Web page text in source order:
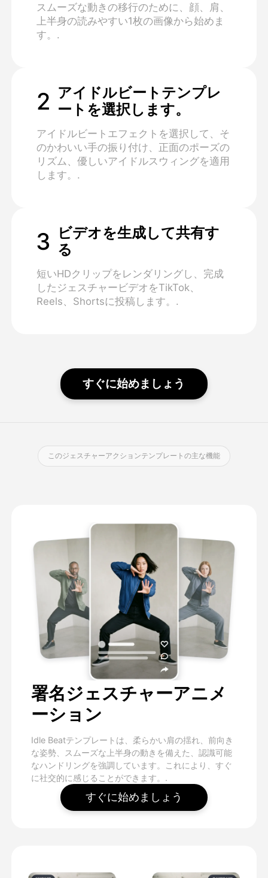
スムーズな動きの移行のために、顔、肩、
上半身の読みやすい1枚の画像から始めま
す。.
2 アイドルビートテンプレ
ートを選択します。
アイドルビートエフェクトを選択して、そ
のかわいい手の振り付け、正面のポーズの
リズム、優しいアイドルスウィングを適用
します。.
3
ビデオを生成して共有す
る
短いHDクリップをレンダリングし、完成
したジェスチャービデオをTikTok、
Reels、Shortsに投稿します。.
すぐに始めましょう
このジェスチャーアクションテンプレートの主な機能
署名ジェスチャーアニメ
ーション
Idle Beatテンプレートは、柔らかい肩の揺れ、前向き
な姿勢、スムーズな上半身の動きを備えた、認識可能
なハンドリングを強調しています。これにより、すぐ
に社交的に感じることができます。.
すぐに始めましょう